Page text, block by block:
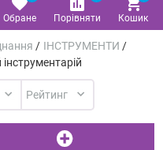
Обране Порівняти Кошик
/ ІНСТРУМЕНТИ /